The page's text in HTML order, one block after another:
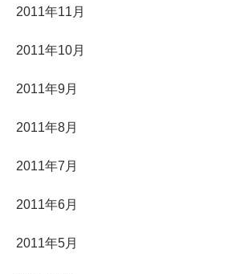
2011年11月
2011年10月
2011年9月
2011年8月
2011年7月
2011年6月
2011年5月